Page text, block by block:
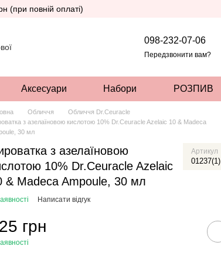
(при повній оплаті)
098-232-07-06
Передзвонити вам?
Аксесуари Набори РОЗПИВ
Обличчя
Обличчя Dr.Ceuracle
з азелаїновою кислотою 10% Dr.Ceuracle Azelaic 10 & Madeca
30 мл
з азелаїновою
10% Dr.Ceuracle Azelaic
& Madeca Ampoule, 30 мл
Артикул
01237(1)
Написати відгук
грн